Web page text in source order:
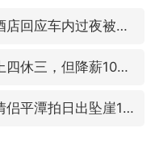
酒店回应车内过夜被收150元
上四休三，但降薪1000元，你接受吗？
情侣平潭拍日出坠崖1死1伤